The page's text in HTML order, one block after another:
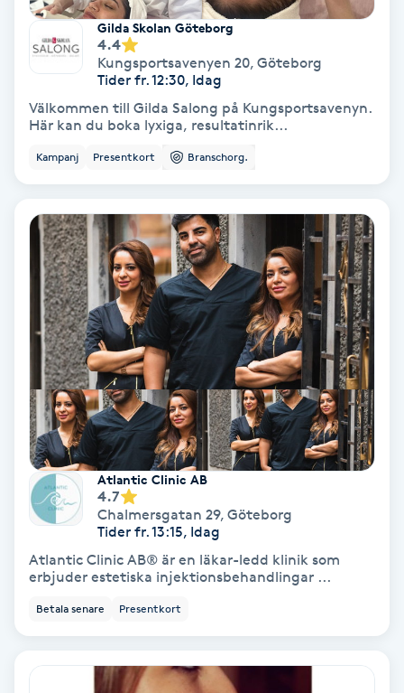
Hudvård
Hyaluronsyra
Hyperhidros
Hypnos
Hårborttagning
Hårbottenbehandling
Hårförlängning
Hårvård
Hälsa
Hälsprickor
Idrottsmassage
IPL hårborttagning
Gilda Skolan Göteborg
4.4
Kungsportsavenyen 20, Göteborg
Tider fr. 12:30, Idag
Välkommen till Gilda Salong på Kungsportsavenyn.
Här kan du boka lyxiga, resultatinrik...
Kampanj Presentkort Branschorg.
Atlantic Clinic AB
4.7
Chalmersgatan 29, Göteborg
Tider fr. 13:15, Idag
Atlantic Clinic AB® är en läkar-ledd klinik som
erbjuder estetiska injektionsbehandlingar ...
Betala senare Presentkort